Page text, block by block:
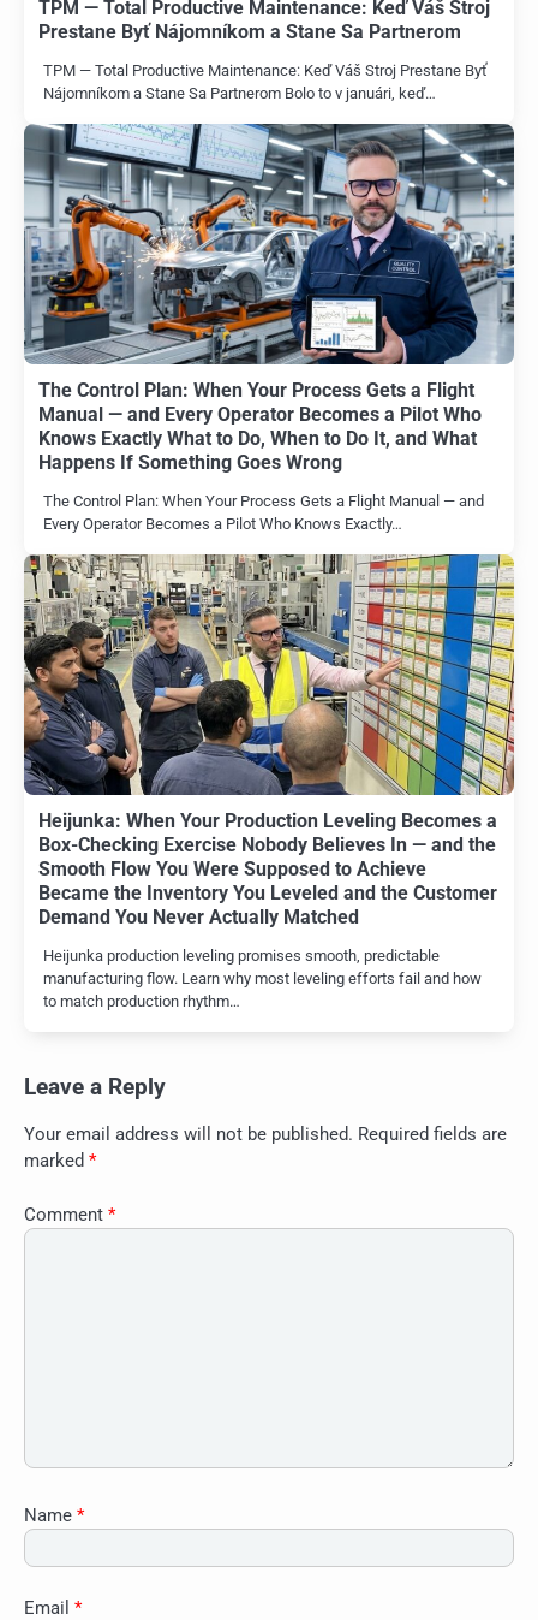
TPM — Total Productive Maintenance: Keď Váš Stroj
Prestane Byť Nájomníkom a Stane Sa Partnerom
TPM — Total Productive Maintenance: Keď Váš Stroj Prestane Byť
Nájomníkom a Stane Sa Partnerom Bolo to v januári, keď…
The Control Plan: When Your Process Gets a Flight
Manual — and Every Operator Becomes a Pilot Who
Knows Exactly What to Do, When to Do It, and What
Happens If Something Goes Wrong
The Control Plan: When Your Process Gets a Flight Manual — and
Every Operator Becomes a Pilot Who Knows Exactly…
Heijunka: When Your Production Leveling Becomes a
Box-Checking Exercise Nobody Believes In — and the
Smooth Flow You Were Supposed to Achieve
Became the Inventory You Leveled and the Customer
Demand You Never Actually Matched
Heijunka production leveling promises smooth, predictable
manufacturing flow. Learn why most leveling efforts fail and how
to match production rhythm…
Leave a Reply
Your email address will not be published. Required fields are
marked *
Comment *
Name *
Email *